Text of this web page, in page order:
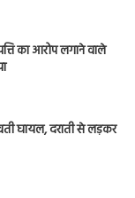
का आरोप लगाने वाले
घायल, दराती से लड़कर